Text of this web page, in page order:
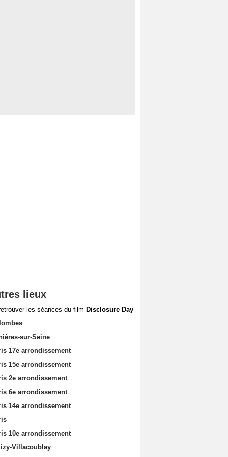
lieux
les séances du film Disclosure Day
sur-Seine
17e arrondissement
15e arrondissement
2e arrondissement
6e arrondissement
14e arrondissement
10e arrondissement
Villacoublay